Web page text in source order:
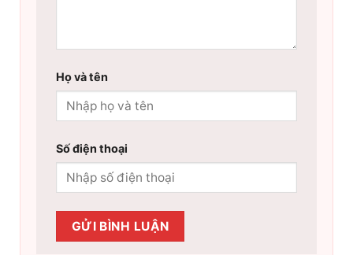
Họ và tên
Số điện thoại